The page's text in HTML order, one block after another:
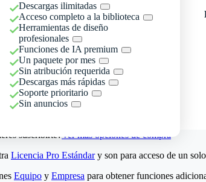
Descargas ilimitadas
Acceso completo a la biblioteca
Herramientas de diseño
profesionales
Funciones de IA premium
Un paquete por mes
Sin atribución requerida
Descargas más rápidas
Soporte prioritario
Sin anuncios
suscribirte?Ver más opciones de compra
Licencia Pro Estándary son para acceso de un
Equipo y Empresa para obtener funciones